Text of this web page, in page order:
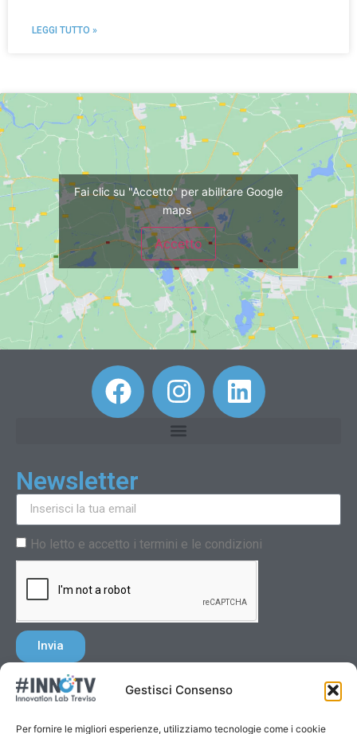
Gestisci Consenso
Per fornire le migliori esperienze, utilizziamo tecnologie come i cookie
LEGGI TUTTO »
Fai clic su "Accetto" per abilitare Google
maps
Accetto
Newsletter
Ho letto e accetto i termini e le condizioni
Invia